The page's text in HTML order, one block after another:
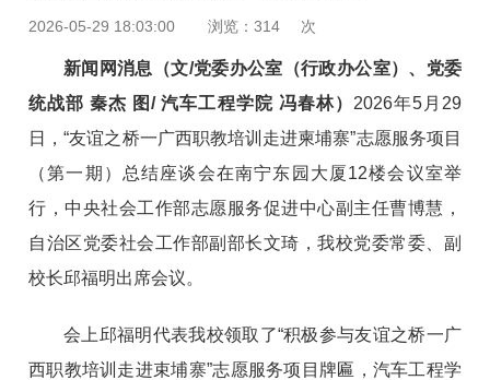
2026-05-29 18:03:00 浏览：314 次
新闻网消息（文/党委办公室（行政办公室）、党委
统战部 秦杰 图/ 汽车工程学院 冯春林） 2026年5月29
日，“友谊之桥一广西职教培训走进柬埔寨”志愿服务项目
（第一期）总结座谈会在南宁东园大厦12楼会议室举
行， 中央社会工作部志愿服务促进中心副主任曹博慧，
自治区党委社会工作部副部长文琦，我校党委常委、副
校长邱福明出席会议。
会上邱福明代表我校领取了“积极参与友谊之桥一广
西职教培训走进束埔寨”志愿服务项目牌匾，汽车工程学